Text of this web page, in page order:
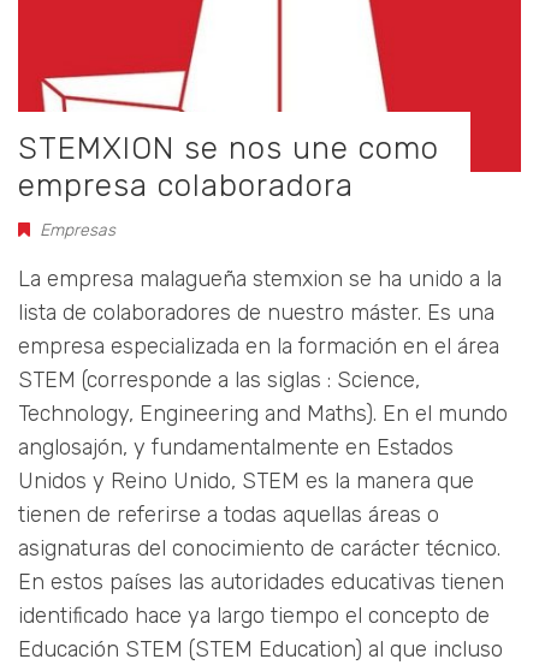
STEMXION se nos une como
empresa colaboradora
Empresas
La empresa malagueña stemxion se ha unido a la
lista de colaboradores de nuestro máster. Es una
empresa especializada en la formación en el área
STEM (corresponde a las siglas : Science,
Technology, Engineering and Maths). En el mundo
anglosajón, y fundamentalmente en Estados
Unidos y Reino Unido, STEM es la manera que
tienen de referirse a todas aquellas áreas o
asignaturas del conocimiento de carácter técnico.
En estos países las autoridades educativas tienen
identificado hace ya largo tiempo el concepto de
Educación STEM (STEM Education) al que incluso